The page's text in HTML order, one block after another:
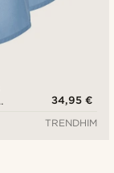
34,95 €
TRENDHIM